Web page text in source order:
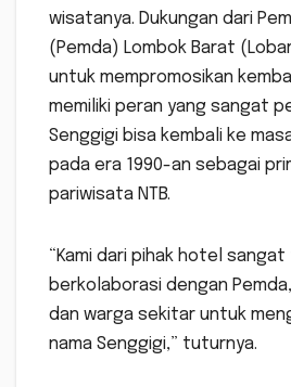
wisatanya. Dukungan dari
(Pemda) Lombok Barat
untuk mempromosikan
memiliki peran yang sangat
Senggigi bisa kembali ke
pada era 1990-an sebagai
pariwisata NTB.
“Kami dari pihak hotel
berkolaborasi dengan
dan warga sekitar untuk
nama Senggigi,” tuturnya.